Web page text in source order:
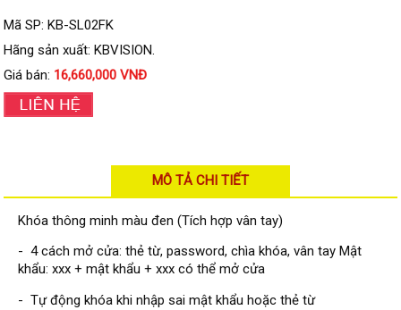
Camera HDParagon
Đầu ghi Analog
Đầu ghi HDParagon
Đầu ghi HIKVISION
Thiết bị chống trộm Paradox
Thiết bị Enforcer
Mã SP: KB-SL02FK
Hãng sản xuất: KBVISION.
Giá bán: 16,660,000 VNĐ
MÔ TẢ CHI TIẾT
Khóa thông minh màu đen (Tích hợp vân tay)
- 4 cách mở cửa: thẻ từ, password, chìa khóa, vân tay Mật
khẩu: xxx + mật khẩu + xxx có thể mở cửa
- Tự động khóa khi nhập sai mật khẩu hoặc thẻ từ